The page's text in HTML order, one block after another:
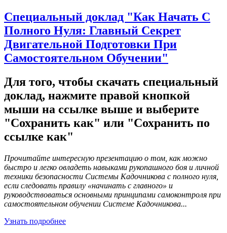
Специальный доклад "Как Начать С
Полного Нуля: Главный Секрет
Двигательной Подготовки При
Самостоятельном Обучении"
Для того, чтобы скачать специальный
доклад, нажмите правой кнопкой
мыши на ссылке выше и выберите
"Сохранить как" или "Сохранить по
ссылке как"
Прочитайте интересную презентацию о том, как можно
быстро и легко овладеть навыками рукопашного боя и личной
техники безопасности Системы Кадочникова с полного нуля,
если следовать правилу «начинать с главного» и
руководствоваться основными принципами самоконтроля при
самостоятельном обучении Системе Кадочникова...
Узнать подробнее